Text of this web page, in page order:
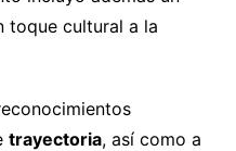
toque cultural a la
trayectoria, así como a